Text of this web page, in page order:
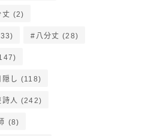
丈 (2)
八分丈 (28)
隠し (118)
詩人 (242)
(8)